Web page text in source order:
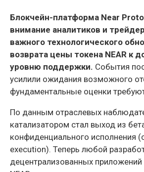
Блокчейн-платформа Near
внимание аналитиков и
важного технологического
возврата цены токена NEAR к
уровню поддержки. События
усилили ожидания возможного
фундаментальные оценки
По данным отраслевых
катализатором стал выход из
конфиденциального исполнения
execution). Теперь любой
децентрализованных приложений